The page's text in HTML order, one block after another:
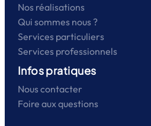
Nos réalisations
Qui sommes nous ?
Services particuliers
Services professionnels
Infos pratiques
Nous contacter
Foire aux questions